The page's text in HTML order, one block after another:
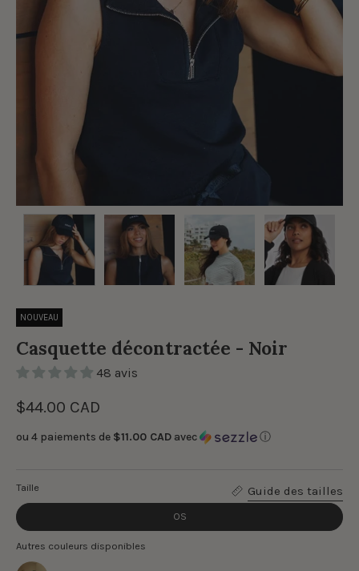
NOUVEAU
Casquette décontractée - Noir
48 avis
$44.00 CAD
ou 4 paiements de $11.00 CAD avec ⓘ
Guide des tailles
Taille
OS
Autres couleurs disponibles